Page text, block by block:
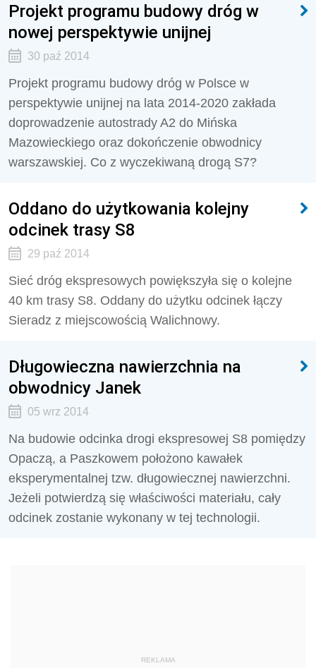
Projekt programu budowy dróg w
nowej perspektywie unijnej
30 paź 2014
Projekt programu budowy dróg w Polsce w
perspektywie unijnej na lata 2014-2020 zakłada
doprowadzenie autostrady A2 do Mińska
Mazowieckiego oraz dokończenie obwodnicy
warszawskiej. Co z wyczekiwaną drogą S7?
Oddano do użytkowania kolejny
odcinek trasy S8
29 paź 2014
Sieć dróg ekspresowych powiększyła się o kolejne
40 km trasy S8. Oddany do użytku odcinek łączy
Sieradz z miejscowością Walichnowy.
Długowieczna nawierzchnia na
obwodnicy Janek
05 wrz 2014
Na budowie odcinka drogi ekspresowej S8 pomiędzy
Opaczą, a Paszkowem położono kawałek
eksperymentalnej tzw. długowiecznej nawierzchni.
Jeżeli potwierdzą się właściwości materiału, cały
odcinek zostanie wykonany w tej technologii.
REKLAMA